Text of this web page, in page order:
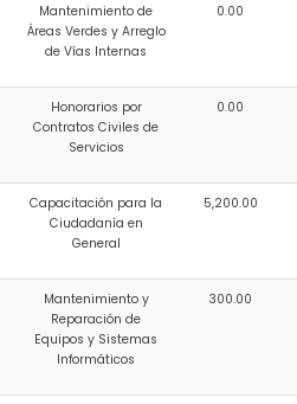
Mantenimiento de
Áreas Verdes y Arreglo
de Vías Internas
0.00
Honorarios por
Contratos Civiles de
Servicios
0.00
Capacitación para la
Ciudadanía en
General
5,200.00
Mantenimiento y
Reparación de
Equipos y Sistemas
Informáticos
300.00